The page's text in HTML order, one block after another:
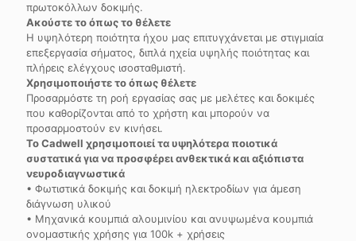
πρωτοκόλλων δοκιμής.
Ακούστε το όπως το θέλετε
Η υψηλότερη ποιότητα ήχου μας επιτυγχάνεται με στιγμιαία
επεξεργασία σήματος, διπλά ηχεία υψηλής ποιότητας και
πλήρεις ελέγχους ισοσταθμιστή.
Χρησιμοποιήστε το όπως θέλετε
Προσαρμόστε τη ροή εργασίας σας με μελέτες και δοκιμές
που καθορίζονται από το χρήστη και μπορούν να
προσαρμοστούν εν κινήσει.
Το Cadwell χρησιμοποιεί τα υψηλότερα ποιοτικά
συστατικά για να προσφέρει ανθεκτικά και αξιόπιστα
νευροδιαγνωστικά
• Φωτιστικά δοκιμής και δοκιμή ηλεκτροδίων για άμεση
διάγνωση υλικού
• Μηχανικά κουμπιά αλουμινίου και ανυψωμένα κουμπιά
ονομαστικής χρήσης για 100k + χρήσεις